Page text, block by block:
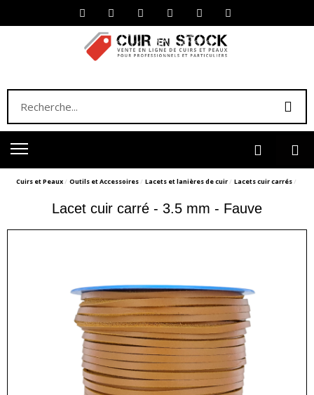
Cuirs et Peaux Outils et Accessoires Lacets et lanières de cuir Lacets cuir carrés
Lacet cuir carré - 3.5 mm - Fauve